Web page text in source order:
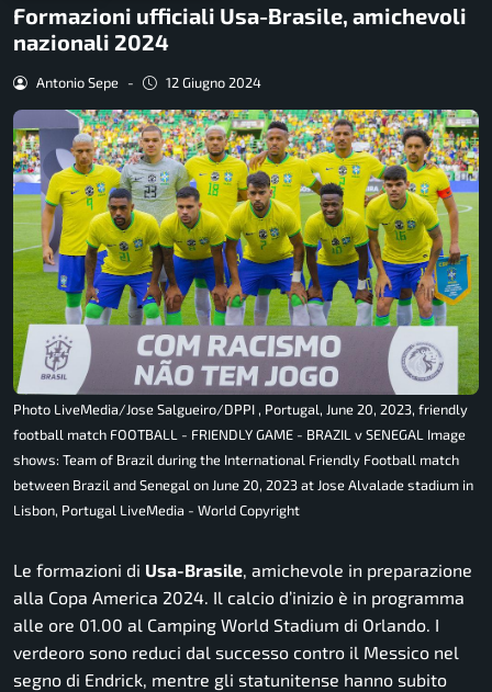
Formazioni ufficiali Usa-Brasile, amichevoli
nazionali 2024
Antonio Sepe - 12 Giugno 2024
Photo LiveMedia/Jose Salgueiro/DPPI , Portugal, June 20, 2023, friendly
football match FOOTBALL - FRIENDLY GAME - BRAZIL v SENEGAL Image
shows: Team of Brazil during the International Friendly Football match
between Brazil and Senegal on June 20, 2023 at Jose Alvalade stadium in
Lisbon, Portugal LiveMedia - World Copyright
Le formazioni di Usa-Brasile, amichevole in preparazione
alla Copa America 2024. Il calcio d’inizio è in programma
alle ore 01.00 al Camping World Stadium di Orlando. I
verdeoro sono reduci dal successo contro il Messico nel
segno di Endrick, mentre gli statunitense hanno subito